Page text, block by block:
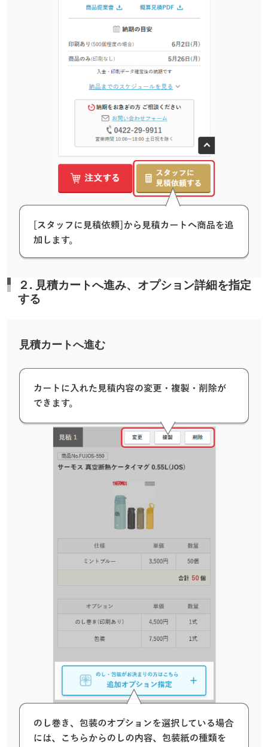
２. 見積カートへ進み、オプション詳細を指定
する
見積カートへ進む